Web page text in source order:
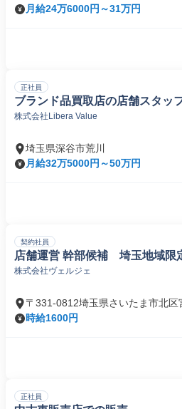
月給24万6000円～31万円
正社員
ブランド品買取店の店舗スタッ
株式会社Libera Value
埼玉県深谷市荒川
月給32万5000円～50万円
契約社員
店舗運営 幹部候補 埼玉地域限
株式会社ヴェルジェ
〒331-0812埼玉県さいたま市北区
時給1600円
正社員